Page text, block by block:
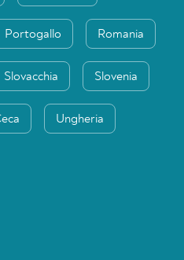
Portogallo Romania
Slovacchia Slovenia
Ungheria